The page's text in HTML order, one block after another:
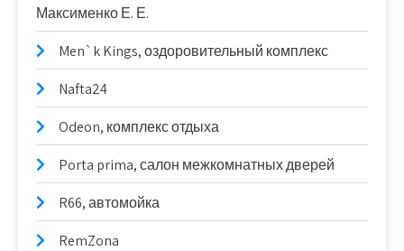
Максименко Е. Е.
Men`k Kings, оздоровительный комплекс
Nafta24
Odeon, комплекс отдыха
Porta prima, салон межкомнатных дверей
R66, автомойка
RemZona